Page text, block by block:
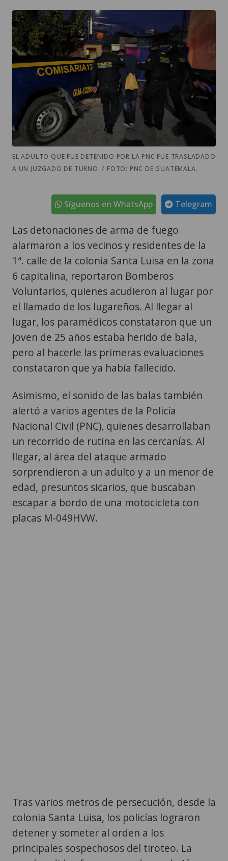
EL ADULTO QUE FUE DETENIDO POR LA PNC FUE TRASLADADO
A UN JUZGADO DE TURNO. / FOTO: PNC DE GUATEMALA.
Telegram
Síguenos en WhatsApp
Las detonaciones de arma de fuego
alarmaron a los vecinos y residentes de la
1ª. calle de la colonia Santa Luisa en la zona
6 capitalina, reportaron Bomberos
Voluntarios, quienes acudieron al lugar por
el llamado de los lugareños. Al llegar al
lugar, los paramédicos constataron que un
joven de 25 años estaba herido de bala,
pero al hacerle las primeras evaluaciones
constataron que ya había fallecido.
Asimismo, el sonido de las balas también
alertó a varios agentes de la Policía
Nacional Civil (PNC), quienes desarrollaban
un recorrido de rutina en las cercanías. Al
llegar, al área del ataque armado
sorprendieron a un adulto y a un menor de
edad, presuntos sicarios, que buscaban
escapar a bordo de una motocicleta con
placas M-049HVW.
Tras varios metros de persecución, desde la
colonia Santa Luisa, los policías lograron
detener y someter al orden a los
principales sospechosos del tiroteo. La